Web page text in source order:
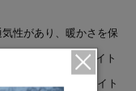
性があり、暖かさを保
ハイブリッジ® ライト
イクルフェザーライト